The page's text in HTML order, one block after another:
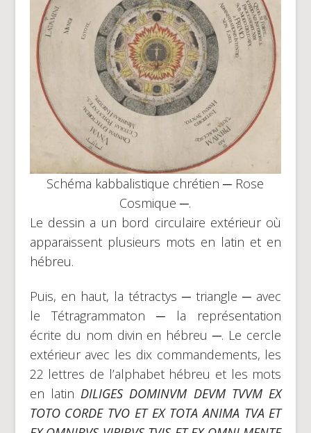
Schéma kabbalistique chrétien ─ Rose
Cosmique ─.
Le dessin a un bord circulaire extérieur où
apparaissent plusieurs mots en latin et en
hébreu.
Puis, en haut, la tétractys ─ triangle ─ avec
le Tétragrammaton ─ la représentation
écrite du nom divin en hébreu ─. Le cercle
extérieur avec les dix commandements, les
22 lettres de l’alphabet hébreu et les mots
en latinDILIGES DOMINVM DEVM TVVM EX
TOTO CORDE TVO ET EX TOTA ANIMA TVA ET